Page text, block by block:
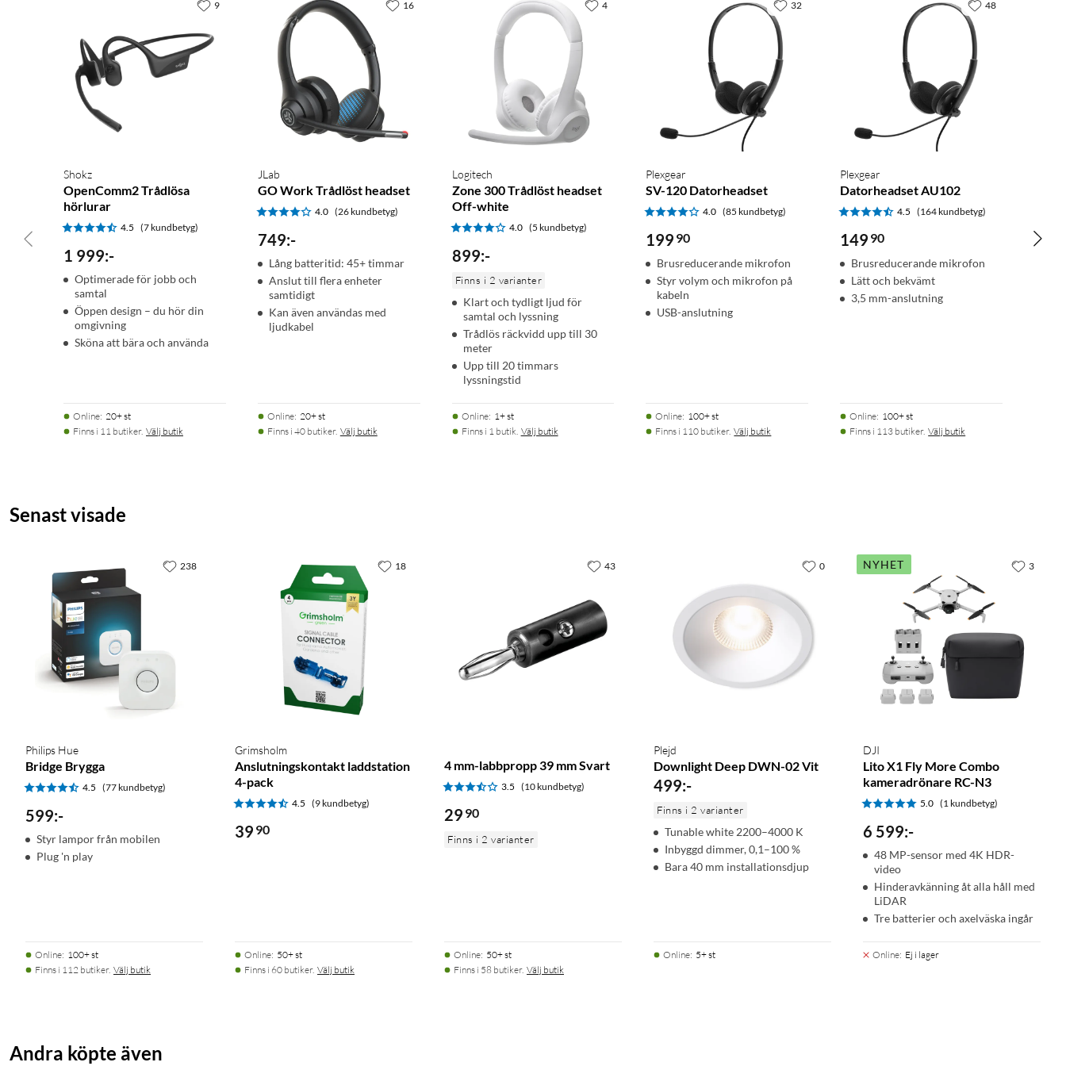
Förvaringsväska
Shokz
OpenComm2 Trådlösa
hörlurar
4.5 (7 kundbetyg)
1 999:-
Optimerade för jobb och
samtal
Öppen design – du hör din
omgivning
Sköna att bära och använda
Online: 20+ st
Finns i 11 butiker. Välj butik
9
JLab
GO Work Trådlöst headset
4.0 (26 kundbetyg)
749:-
Lång batteritid: 45+ timmar
Anslut till flera enheter
samtidigt
Kan även användas med
ljudkabel
Online: 20+ st
Finns i 40 butiker. Välj butik
16
Logitech
Zone 300 Trådlöst headset
Off-white
4.0 (5 kundbetyg)
899:-
Finns i 2 varianter
Klart och tydligt ljud för
samtal och lyssning
Trådlös räckvidd upp till 30
meter
Upp till 20 timmars
lyssningstid
Online: 1+ st
Finns i 1 butik. Välj butik
4
Plexgear
SV-120 Datorheadset
4.0 (85 kundbetyg)
199 90
Brusreducerande mikrofon
Styr volym och mikrofon på
kabeln
USB-anslutning
Online: 100+ st
Finns i 110 butiker. Välj butik
32
Plexgear
Datorheadset AU102
4.5 (164 kundbetyg)
149 90
Brusreducerande mikrofon
Lätt och bekvämt
3,5 mm-anslutning
Online: 100+ st
Finns i 113 butiker. Välj butik
48
Senast visade
Philips Hue
Bridge Brygga
4.5 (77 kundbetyg)
599:-
Styr lampor från mobilen
Plug 'n play
Online: 100+ st
Finns i 112 butiker. Välj butik
238
Grimsholm
Anslutningskontakt laddstation
4-pack
4.5 (9 kundbetyg)
39 90
Online: 50+ st
Finns i 60 butiker. Välj butik
18
4 mm-labbpropp 39 mm Svart
3.5 (10 kundbetyg)
29 90
Finns i 2 varianter
Online: 50+ st
Finns i 58 butiker. Välj butik
43
Plejd
Downlight Deep DWN-02 Vit
499:-
Finns i 2 varianter
Tunable white 2200–4000 K
Inbyggd dimmer, 0,1–100 %
Bara 40 mm installationsdjup
Online: 5+ st
0 NYHET
DJI
Lito X1 Fly More Combo
kameradrönare RC-N3
5.0 (1 kundbetyg)
6 599:-
48 MP-sensor med 4K HDR-
video
Hinderavkänning åt alla håll med
LiDAR
Tre batterier och axelväska ingår
Online: Ej i lager
3
Andra köpte även